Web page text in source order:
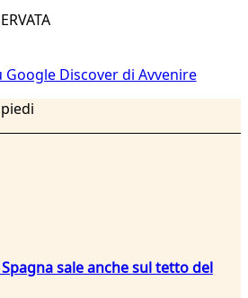
Google Discover di Avvenire
sale anche sul tetto del